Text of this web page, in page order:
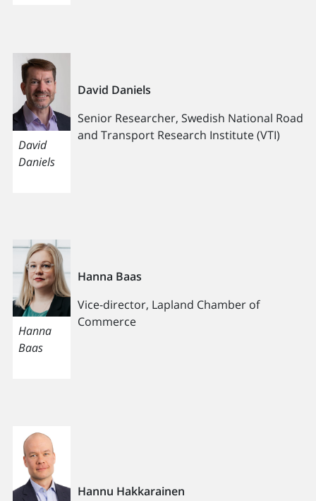
David
Daniels
David Daniels
Senior Researcher, Swedish National Road
and Transport Research Institute (VTI)
Hanna
Baas
Hanna Baas
Vice-director, Lapland Chamber of
Commerce
Hannu Hakkarainen